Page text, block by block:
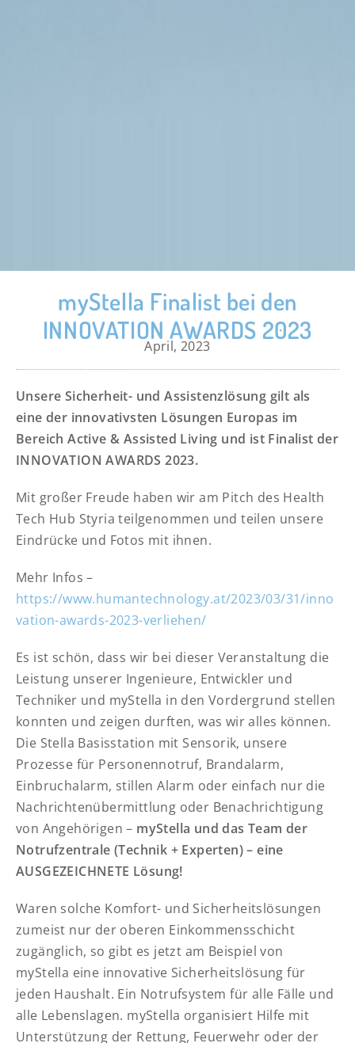
myStella Finalist bei den
INNOVATION AWARDS 2023
April, 2023
Unsere Sicherheit- und Assistenzlösung gilt als
eine der innovativsten Lösungen Europas im
Bereich Active & Assisted Living und ist Finalist der
INNOVATION AWARDS 2023.
Mit großer Freude haben wir am Pitch des Health
Tech Hub Styria teilgenommen und teilen unsere
Eindrücke und Fotos mit ihnen.
Mehr Infos –
https://www.humantechnology.at/2023/03/31/inno
vation-awards-2023-verliehen/
Es ist schön, dass wir bei dieser Veranstaltung die
Leistung unserer Ingenieure, Entwickler und
Techniker und myStella in den Vordergrund stellen
konnten und zeigen durften, was wir alles können.
Die Stella Basisstation mit Sensorik, unsere
Prozesse für Personennotruf, Brandalarm,
Einbruchalarm, stillen Alarm oder einfach nur die
Nachrichtenübermittlung oder Benachrichtigung
von Angehörigen – myStella und das Team der
Notrufzentrale (Technik + Experten) – eine
AUSGEZEICHNETE Lösung!
Waren solche Komfort- und Sicherheitslösungen
zumeist nur der oberen Einkommensschicht
zugänglich, so gibt es jetzt am Beispiel von
myStella eine innovative Sicherheitslösung für
jeden Haushalt. Ein Notrufsystem für alle Fälle und
alle Lebenslagen. myStella organisiert Hilfe mit
Unterstützung der Rettung, Feuerwehr oder der